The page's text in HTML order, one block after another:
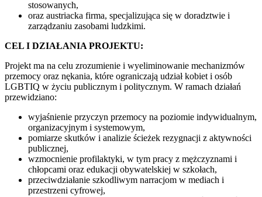
stosowanych,
oraz austriacka firma, specjalizująca się w doradztwie i
zarządzaniu zasobami ludzkimi.
CEL I DZIAŁANIA PROJEKTU:
Projekt ma na celu zrozumienie i wyeliminowanie mechanizmów
przemocy oraz nękania, które ograniczają udział kobiet i osób
LGBTIQ w życiu publicznym i politycznym. W ramach działań
przewidziano:
wyjaśnienie przyczyn przemocy na poziomie indywidualnym,
organizacyjnym i systemowym,
pomiarze skutków i analizie ścieżek rezygnacji z aktywności
publicznej,
wzmocnienie profilaktyki, w tym pracy z mężczyznami i
chłopcami oraz edukacji obywatelskiej w szkołach,
przeciwdziałanie szkodliwym narracjom w mediach i
przestrzeni cyfrowej,